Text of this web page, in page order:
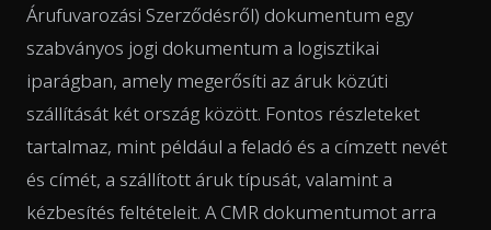
Árufuvarozási Szerződésről) dokumentum egy
szabványos jogi dokumentum a logisztikai
iparágban, amely megerősíti az áruk közúti
szállítását két ország között. Fontos részleteket
tartalmaz, mint például a feladó és a címzett nevét
és címét, a szállított áruk típusát, valamint a
kézbesítés feltételeit. A CMR dokumentumot arra